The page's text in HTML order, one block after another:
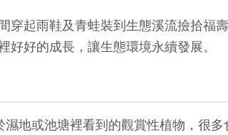
雨鞋及青蛙裝到生態溪流撿拾福
好的成長，讓生態環境永續發展。
或池塘裡看到的觀賞性植物，很多